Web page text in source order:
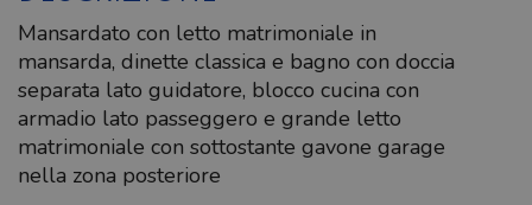
Mansardato con letto matrimoniale in
mansarda, dinette classica e bagno con doccia
separata lato guidatore, blocco cucina con
armadio lato passeggero e grande letto
matrimoniale con sottostante gavone garage
nella zona posteriore